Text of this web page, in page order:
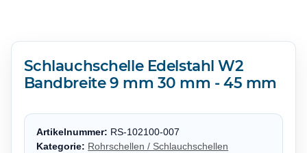
Schlauchschelle Edelstahl W2
Bandbreite 9 mm 30 mm - 45 mm
Artikelnummer: RS-102100-007
Kategorie: Rohrschellen / Schlauchschellen